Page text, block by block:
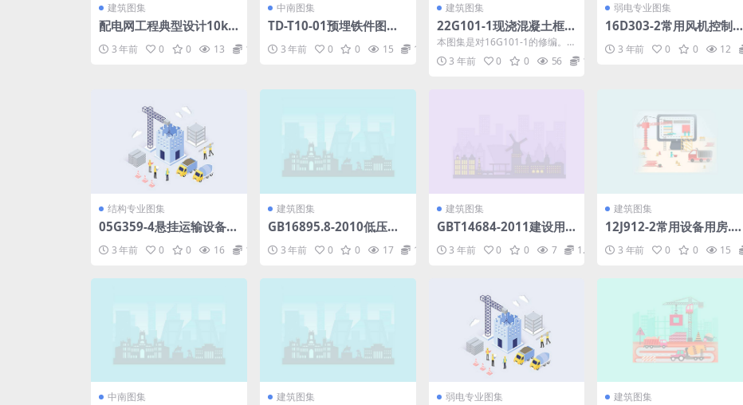
建筑图集
配电网工程典型设计10kV
电缆分册最新2016版.pdf
3 年前 0 0 13 1.98
中南图集
TD-T10-01预埋铁件图集
中南电力设计院.pdf
3 年前 0 0 15 1.98
建筑图集
22G101-1现浇混凝土框
架、剪力墙、梁、板.pdf
本图集是对16G101-1的修编。本
次修编依据全文强制性工程建设
规范等标准，结合...
3 年前 0 0 56 1.98
弱电专业图集
16D303-2常用风机控制电
3 年前 0 0 12
结构专业图集
05G359-4悬挂运输设备轨
3 年前 0 0 16 1.98
建筑图集
GB16895.8-2010低压电
装置或场所的要求活动受
3 年前 0 0 17 1.98
建筑图集
GBT14684-2011建设用
3 年前 0 0 7 1.98
建筑图集
12J912-2常用设备用房.p
3 年前 0 0 15
中南图集 建筑图集 弱电专业图集 建筑图集